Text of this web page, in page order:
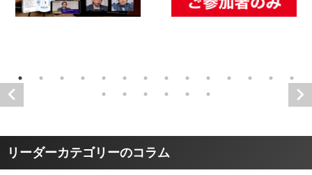
リーダーカテゴリーのコラム